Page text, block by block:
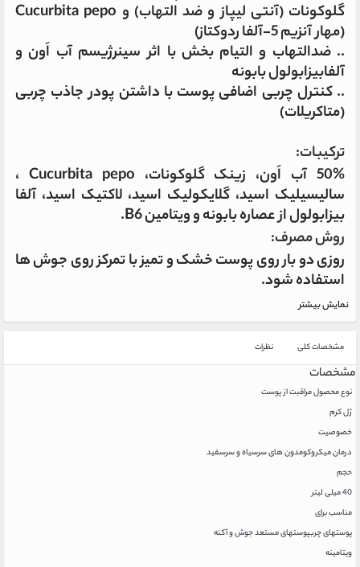
گلوکونات (آنتی لیپاز و ضد التهاب) و Cucurbita pepo
(مهار آنزیم 5-آلفا ردوکتاز)
.. ضدالتهاب و التیام بخش با اثر سینرژیسم آب اَون و
آلفابیزابولول بابونه
.. کنترل چربی اضافی پوست با داشتن پودر جاذب چربی
(متاکریلات)
ترکیبات:
50% آب اَون، زینک گلوکونات، Cucurbita pepo ،
سالیسیلیک اسید، گلایکولیک اسید، لاکتیک اسید، آلفا
بیزابولول از عصاره بابونه و ویتامین B6.
روش مصرف:
روزی دو بار روی پوست خشک و تمیز با تمرکز روی جوش ها
استفاده شود.
نمایش بیشتر
مشخصات کلی نظرات
مشخصات
نوع محصول مراقبت از پوست
ژل کرم
خصوصیت
درمان میکروکومدون های سرسیاه و سرسفید
حجم
40 میلی لیتر
مناسب برای
پوستهای چربپوستهای مستعد جوش و آکنه
ویتامینه